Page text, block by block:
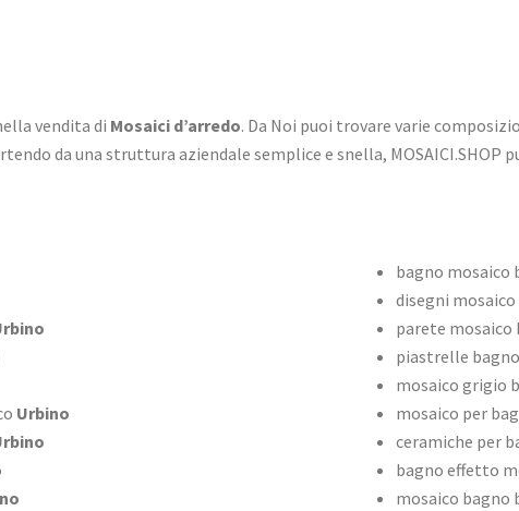
vendita di Mosaici d’arredo. Da Noi puoi trovare varie
da una struttura aziendale semplice e snella, MOSAICI.SHOP
Urbino
bagno mosaico
disegni
parete mosaico
piastrelle
mosaico grigio
mosaico per
ceramiche per
bagno effetto
mosaico bagno